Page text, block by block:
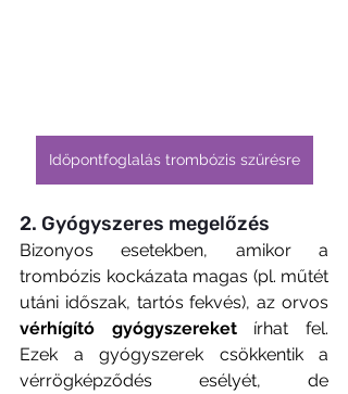
Időpontfoglalás trombózis szűrésre
2. Gyógyszeres megelőzés
Bizonyos esetekben, amikor a
trombózis kockázata magas (pl. műtét
vérhígító gyógyszereket írhat fel.
Ezek a gyógyszerek csökkentik a
vérrögképződés esélyét, de